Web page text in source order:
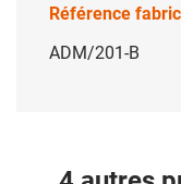
Référence
ADM/201-B